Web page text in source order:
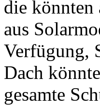
die könnten
aus
Verfügung,
Dach
gesamte